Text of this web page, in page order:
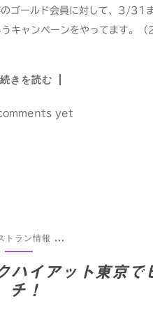
ゴールド会員に対して、3/31
キャンペーンをやってます。
続きを読む
yet
トラン情報 ...
ハイアット東京で
チ！